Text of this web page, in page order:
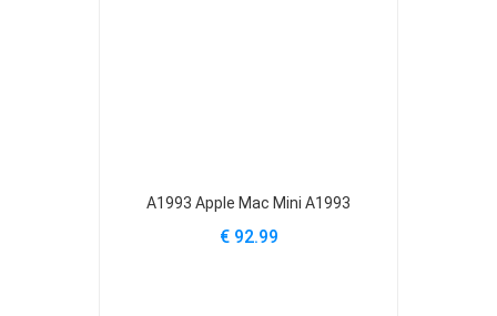
A1993 Apple Mac Mini A1993
€ 92.99